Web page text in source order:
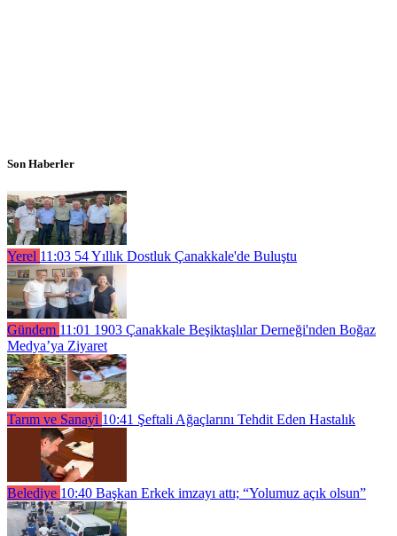
Son Haberler
Yerel 11:03 54 Yıllık Dostluk Çanakkale'de Buluştu
Gündem 11:01 1903 Çanakkale Beşiktaşlılar Derneği'nden Boğaz
Medya’ya Ziyaret
Tarım ve Sanayi 10:41 Şeftali Ağaçlarını Tehdit Eden Hastalık
Belediye 10:40 Başkan Erkek imzayı attı; “Yolumuz açık olsun”